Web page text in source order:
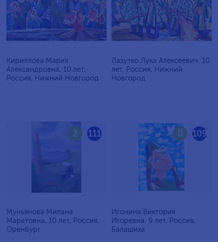
Кириллова Мария
Александровна, 10 лет,
Россия, Нижний Новгород
Лазутко Лука Алексеевич, 10
лет, Россия, Нижний
Новгород
111
2
Муньянова Милана
Маратовна, 10 лет, Россия,
Оренбург
109
0
Игонина Виктория
Игоревна, 9 лет, Россия,
Балашиха